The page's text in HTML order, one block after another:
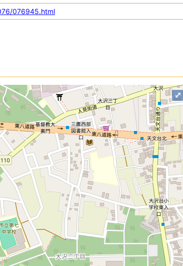
076945.html
⤢